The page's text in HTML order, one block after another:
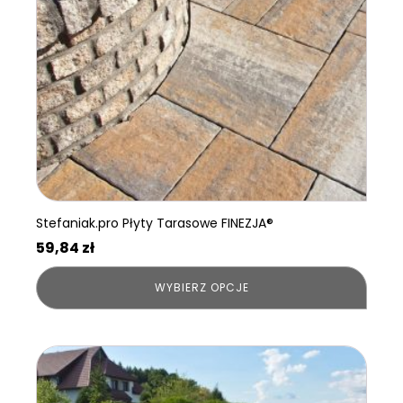
Stefaniak.pro Płyty Tarasowe FINEZJA®
59,84 zł
WYBIERZ OPCJE
można
wybrać
na
stronie
produktu
Ten
produkt